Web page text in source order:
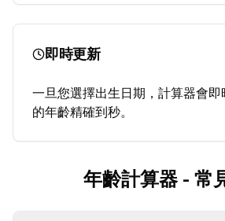
即時更新
一旦您選擇出生日期，計算器會
的年齡精確到秒。
年齡計算器 - 常